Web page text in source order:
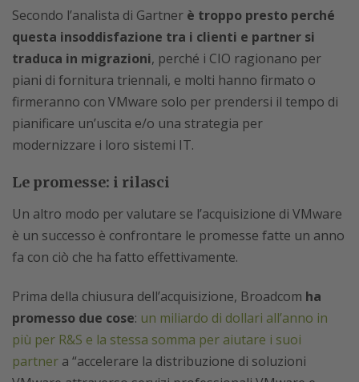
Secondo l’analista di Gartner è troppo presto perché
questa insoddisfazione tra i clienti e partner si
traduca in migrazioni, perché i CIO ragionano per
piani di fornitura triennali, e molti hanno firmato o
firmeranno con VMware solo per prendersi il tempo di
pianificare un’uscita e/o una strategia per
modernizzare i loro sistemi IT.
Le promesse: i rilasci
Un altro modo per valutare se l’acquisizione di VMware
è un successo è confrontare le promesse fatte un anno
fa con ciò che ha fatto effettivamente.
Prima della chiusura dell’acquisizione, Broadcom ha
promesso due cose: un miliardo di dollari all’anno in
più per R&S e la stessa somma per aiutare i suoi
partner a “accelerare la distribuzione di soluzioni